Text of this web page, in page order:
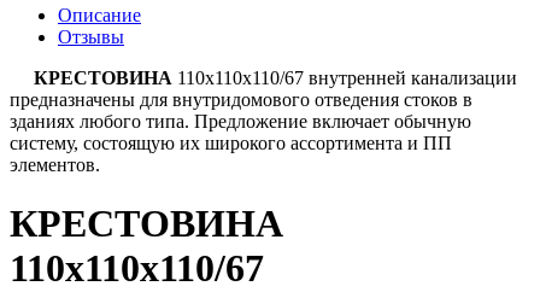
Описание
Отзывы
КРЕСТОВИНА 110х110х110/67 внутренней канализации
предназначены для внутридомового отведения стоков в
зданиях любого типа. Предложение включает обычную
систему, состоящую их широкого ассортимента и ПП
элементов.
КРЕСТОВИНА
110х110х110/67